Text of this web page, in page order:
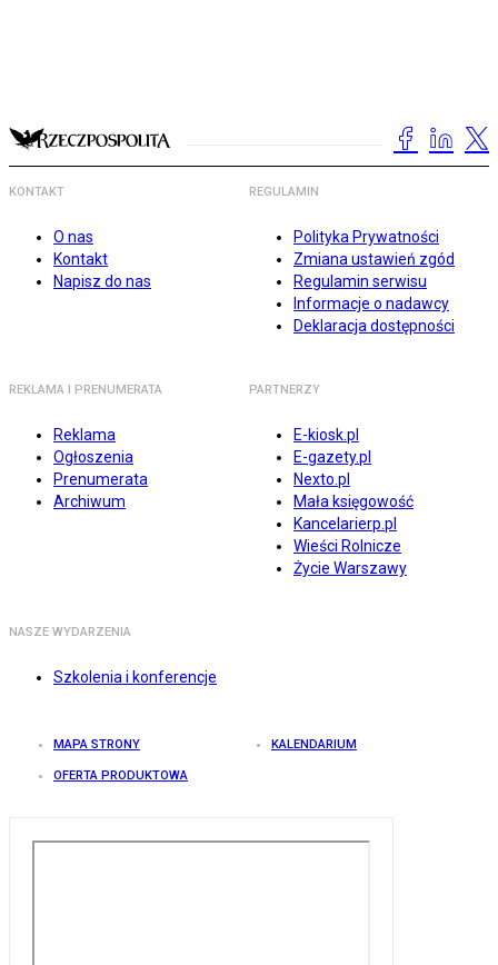
KONTAKT
O nas
Kontakt
Napisz do nas
REGULAMIN
Polityka Prywatności
Zmiana ustawień zgód
Regulamin serwisu
Informacje o nadawcy
Deklaracja dostępności
REKLAMA I PRENUMERATA
Reklama
Ogłoszenia
Prenumerata
Archiwum
PARTNERZY
E-kiosk.pl
E-gazety.pl
Nexto.pl
Mała księgowość
Kancelarierp.pl
Wieści Rolnicze
Życie Warszawy
NASZE WYDARZENIA
Szkolenia i konferencje
MAPA STRONY KALENDARIUM
OFERTA PRODUKTOWA